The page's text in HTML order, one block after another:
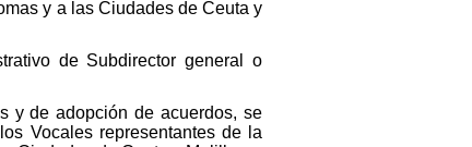
y a las Ciudades de Ceuta y
de Subdirector general o
y de adopción de acuerdos, se
Vocales representantes de la